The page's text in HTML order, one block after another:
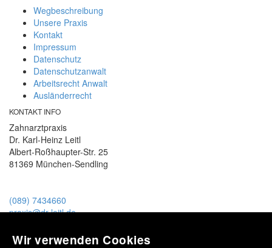
Wir verwenden Cookies
Wegbeschreibung
Unsere Praxis
Kontakt
Impressum
Datenschutz
Datenschutzanwalt
Arbeitsrecht Anwalt
Ausländerrecht
KONTAKT INFO
Zahnarztpraxis
Dr. Karl-Heinz Leitl
Albert-Roßhaupter-Str. 25
81369 München-Sendling
(089) 7434660
praxis@dr-leitl.de